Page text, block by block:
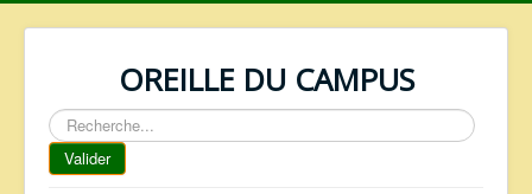
OREILLE DU CAMPUS
Rechercher
Valider